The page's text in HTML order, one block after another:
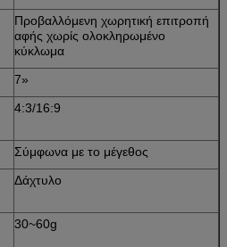
Προβαλλόμενη χωρητική επιτροπή
αφής χωρίς ολοκληρωμένο
κύκλωμα
7»
4:3/16:9
Σύμφωνα με το μέγεθος
Δάχτυλο
30~60g